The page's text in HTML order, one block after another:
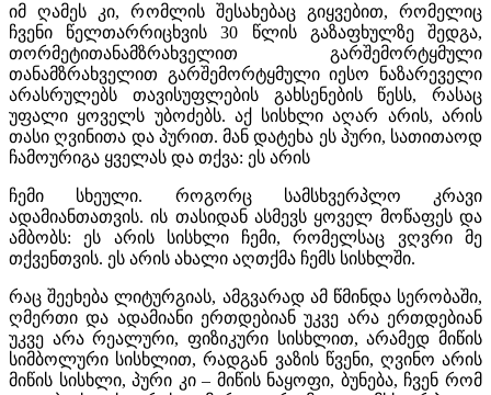
იმ ღამეს კი, რომლის შესახებაც გიყვებით, რომელიც
ჩვენი წელთარრიცხვის 30 წლის გაზაფხულზე შედგა,
თორმეტითანამზრახველით გარშემორტყმული
თანამზრახველით გარშემორტყმული იესო ნაზარეველი
არასრულებს თავისუფლების გახსენების წესს, რასაც
უფალი ყოველს უბოძებს. აქ სისხლი აღარ არის, არის
თასი ღვინითა და პურით. მან დატეხა ეს პური, სათითაოდ
ჩამოურიგა ყველას და თქვა: ეს არის
ჩემი სხეული. როგორც სამსხვერპლო კრავი
ადამიანთათვის. ის თასიდან ასმევს ყოველ მოწაფეს და
ამბობს: ეს არის სისხლი ჩემი, რომელსაც ვღვრი მე
თქვენთვის. ეს არის ახალი აღთქმა ჩემს სისხლში.
რაც შეეხება ლიტურგიას, ამგვარად ამ წმინდა სერობაში,
ღმერთი და ადამიანი ერთდებიან უკვე არა ერთდებიან
უკვე არა რეალური, ფიზიკური სისხლით, არამედ მიწის
სიმბოლური სისხლით, რადგან ვაზის წვენი, ღვინო არის
მიწის სისხლი, პური კი – მიწის ნაყოფი, ბუნება, ჩვენ რომ